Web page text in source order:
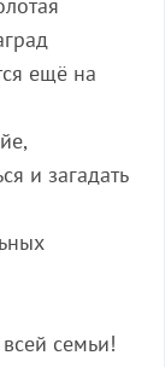
ещё на
и загадать
семьи!